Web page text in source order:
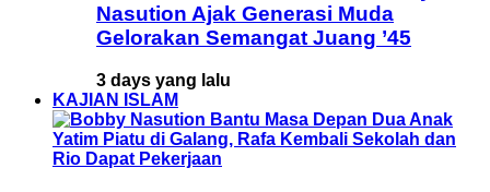
Nasution Ajak Generasi Muda
Gelorakan Semangat Juang ’45
3 days yang lalu
KAJIAN ISLAM